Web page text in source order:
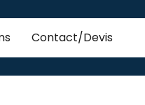
Contact/Devis